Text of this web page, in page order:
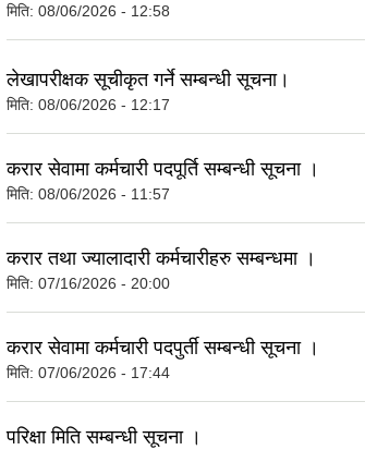
मिति: 08/06/2026 - 12:58
लेखापरीक्षक सूचीकृत गर्ने सम्बन्धी सूचना।
मिति: 08/06/2026 - 12:17
करार सेवामा कर्मचारी पदपूर्ति सम्बन्धी सूचना ।
मिति: 08/06/2026 - 11:57
करार तथा ज्यालादारी कर्मचारीहरु सम्बन्धमा ।
मिति: 07/16/2026 - 20:00
करार सेवामा कर्मचारी पदपुर्ती सम्बन्धी सूचना ।
मिति: 07/06/2026 - 17:44
परिक्षा मिति सम्बन्धी सूचना ।